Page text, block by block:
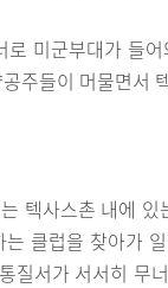
로 미군부대가 들
주들이 머물면서
텍사스촌 내에 있
는 클럽을 찾아가
질서가 서서히 무